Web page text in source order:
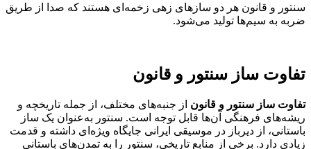
سنتور و قانون هر دو سازهای زهی زخمه‌ای هستند که صدا از طریق
ضربه به سیم‌ها تولید می‌شود.
تفاوت ساز سنتور و قانون
تفاوت ساز سنتور و قانون از جنبه‌های مختلف، از جمله تاریخچه و
ریشه‌های فرهنگی آن‌ها قابل توجه است. سنتور به‌عنوان یک ساز
باستانی، از دیرباز در موسیقی ایرانی جایگاه ویژه‌ای داشته و قدمت
زیادی دارد. برخی از منابع تاریخی، سنتور را به تمدن‌های باستانی